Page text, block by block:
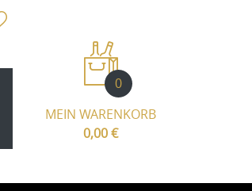
0
MEIN WARENKORB
0,00 €